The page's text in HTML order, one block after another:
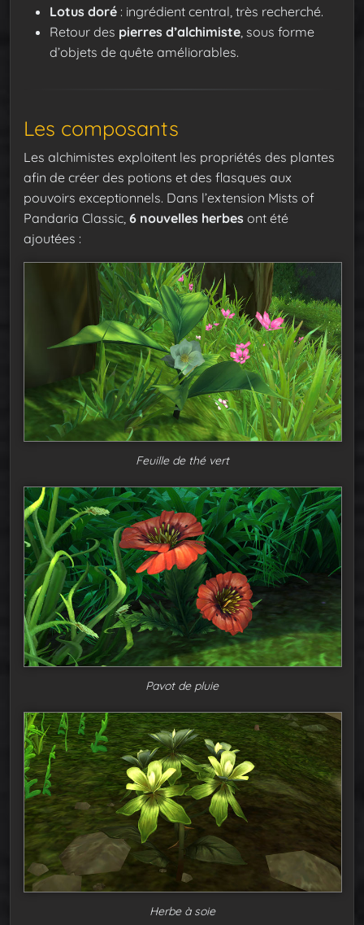
Lotus doré : ingrédient central, très recherché.
Retour des pierres d’alchimiste , sous forme
d’objets de quête améliorables.
Les composants
Les alchimistes exploitent les propriétés des plantes
afin de créer des potions et des flasques aux
pouvoirs exceptionnels. Dans l’extension Mists of
Pandaria Classic, 6 nouvelles herbes ont été
ajoutées :
Feuille de thé vert
Pavot de pluie
Herbe à soie